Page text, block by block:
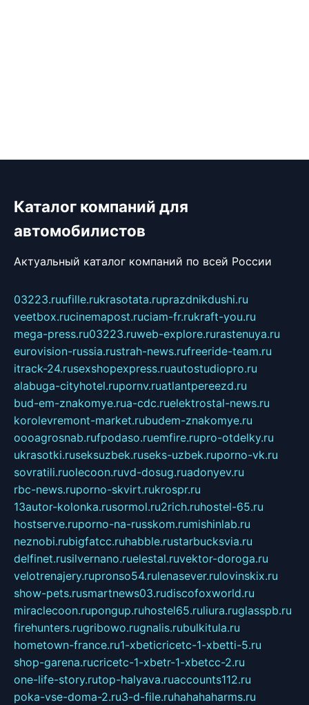
Каталог компаний для
автомобилистов
Актуальный каталог компаний по всей России
03223.ruufille.rukrasotata.ruprazdnikdushi.ru
veetbox.rucinemapost.ruciam-fr.rukraft-you.ru
mega-press.ru03223.ruweb-explore.rurastenuya.ru
eurovision-russia.rustrah-news.rufreeride-team.ru
itrack-24.rusexshopexpress.ruautostudiopro.ru
alabuga-cityhotel.rupornv.ruatlantpereezd.ru
bud-em-znakomye.rua-cdc.ruelektrostal-news.ru
korolevremont-market.rubudem-znakomye.ru
oooagrosnab.rufpodaso.ruemfire.rupro-otdelky.ru
ukrasotki.ruseksuzbek.ruseks-uzbek.ruporno-vk.ru
sovratili.ruolecoon.ruvd-dosug.ruadonyev.ru
rbc-news.ruporno-skvirt.rukrospr.ru
13autor-kolonka.rusormol.ru2rich.ruhostel-65.ru
hostserve.ruporno-na-russkom.rumishinlab.ru
neznobi.rubigfatcc.ruhabble.rustarbucksvia.ru
delfinet.rusilvernano.ruelestal.ruvektor-doroga.ru
velotrenajery.rupronso54.rulenasever.rulovinskix.ru
show-pets.rusmartnews03.rudiscofoxworld.ru
miraclecoon.rupongup.ruhostel65.ruliura.ruglasspb.ru
firehunters.rugribowo.rugnalis.rubulkitula.ru
hometown-france.ru1-xbeticricetc-1-xbetti-5.ru
shop-garena.rucricetc-1-xbetr-1-xbetcc-2.ru
one-life-story.rutop-halyava.ruaccounts112.ru
poka-vse-doma-2.ru3-d-file.ruhahahaharms.ru